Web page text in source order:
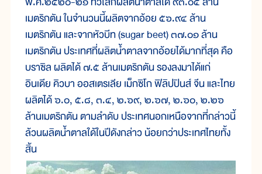
เมตริกตัน ในจำนวนนี้ผลิตจากอ้อย ๕๖.๙๔ ล้าน
เมตริกตัน และจากหัวบีท (sugar beet) ๓๗.๐๑ ล้าน
เมตริกตัน ประเทศที่ผลิตน้ำตาลจากอ้อยได้มากที่สุด คือ
บราซิล ผลิตได้ ๗.๕ ล้านเมตริกตัน รองลงมาได้แก่
อินเดีย คิวบา ออสเตรเลีย เม็กซิโก ฟิลิปปินส์ จีน และไทย
ผลิตได้ ๖.๐, ๕.๘, ๓.๔, ๒.๖๙, ๒.๖๗, ๒.๖๐, ๒.๒๖
ล้านเมตริกตัน ตามลำดับ ประเทศนอกเหนือจากที่กล่าวนี้
ล้วนผลิตน้ำตาลใด้ในปีดังกล่าว น้อยกว่าประเทศไทยทั้ง
สิ้น